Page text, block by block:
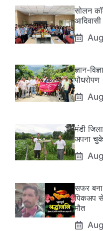
सोलन
ज्ञान-
पौधरोपण
मंडी
अपना
सफर बना
पिकअप से
मौत